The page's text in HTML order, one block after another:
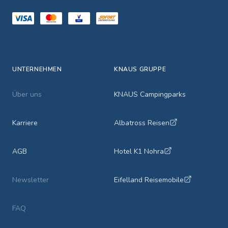
UNTERNEHMEN
Über uns
Karriere
AGB
Newsletter
FAQ
KNAUS GRUPPE
KNAUS Campingparks
Albatross Reisen
Hotel K1 Nohra
Eifelland Reisemobile